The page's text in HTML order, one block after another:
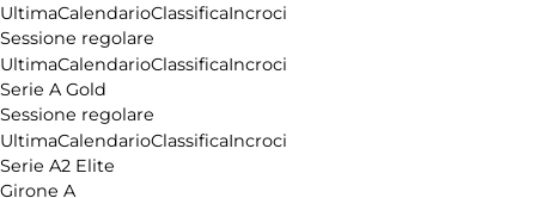
UltimaCalendarioClassificaIncroci
Sessione regolare
UltimaCalendarioClassificaIncroci
Serie A Gold
Sessione regolare
UltimaCalendarioClassificaIncroci
Serie A2 Elite
Girone A